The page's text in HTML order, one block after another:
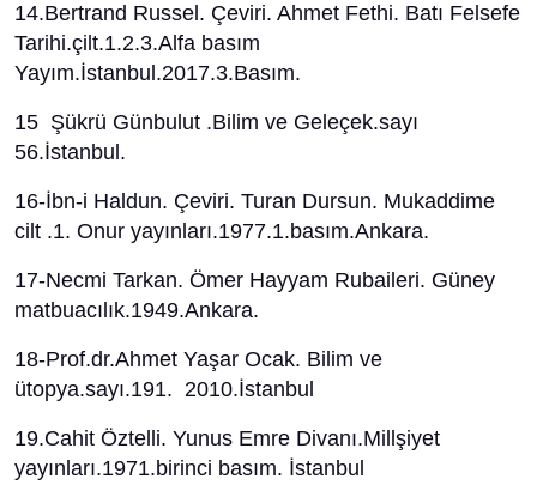
14.Bertrand Russel. Çeviri. Ahmet Fethi. Batı Felsefe
Tarihi.çilt.1.2.3.Alfa basım
Yayım.İstanbul.2017.3.Basım.
15 Şükrü Günbulut .Bilim ve Geleçek.sayı
56.İstanbul.
16-İbn-i Haldun. Çeviri. Turan Dursun. Mukaddime
cilt .1. Onur yayınları.1977.1.basım.Ankara.
17-Necmi Tarkan. Ömer Hayyam Rubaileri. Güney
matbuacılık.1949.Ankara.
18-Prof.dr.Ahmet Yaşar Ocak. Bilim ve
ütopya.sayı.191. 2010.İstanbul
19.Cahit Öztelli. Yunus Emre Divanı.Millşiyet
yayınları.1971.birinci basım. İstanbul